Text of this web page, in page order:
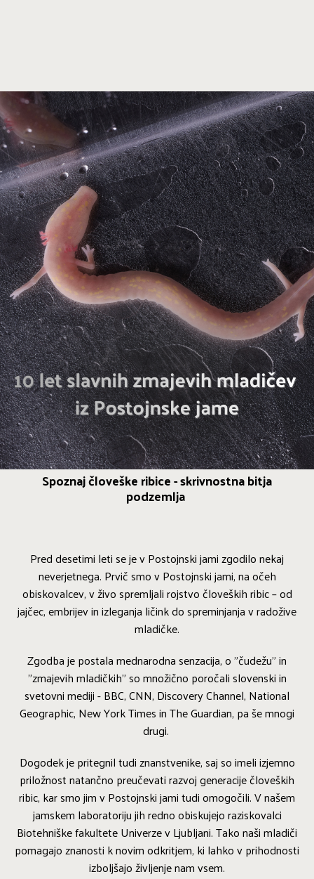
Spoznaj človeške ribice - skrivnostna bitja
podzemlja
Pred desetimi leti se je v Postojnski jami zgodilo nekaj
neverjetnega. Prvič smo v Postojnski jami, na očeh
obiskovalcev, v živo spremljali rojstvo človeških ribic – od
jajčec, embrijev in izleganja ličink do spreminjanja v radožive
mladičke.
Zgodba je postala mednarodna senzacija, o "čudežu" in
"zmajevih mladičkih" so množično poročali slovenski in
svetovni mediji - BBC, CNN, Discovery Channel, National
Geographic, New York Times in The Guardian, pa še mnogi
drugi.
Dogodek je pritegnil tudi znanstvenike, saj so imeli izjemno
priložnost natančno preučevati razvoj generacije človeških
ribic, kar smo jim v Postojnski jami tudi omogočili. V našem
jamskem laboratoriju jih redno obiskujejo raziskovalci
Biotehniške fakultete Univerze v Ljubljani. Tako naši mladiči
pomagajo znanosti k novim odkritjem, ki lahko v prihodnosti
izboljšajo življenje nam vsem.